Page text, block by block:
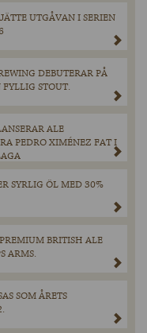
UTGÅVAN I SERIEN
DEBUTERAR PÅ
STOUT.
ALE
PEDRO XIMÉNEZ FAT I
SYRLIG ÖL MED 30%
BRITISH ALE
ARMS.
SOM ÅRETS